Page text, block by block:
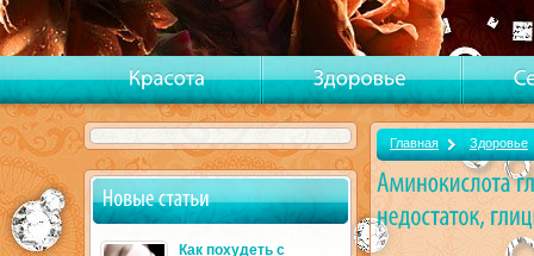
Как похудеть с
Главная Здоровье